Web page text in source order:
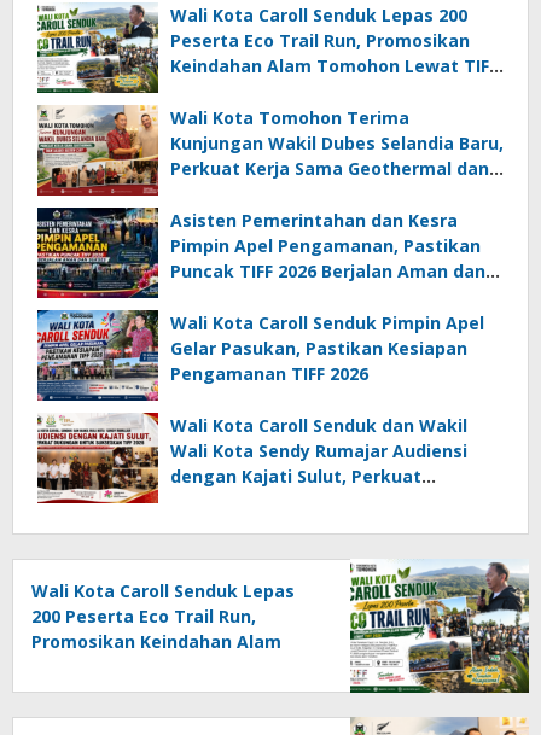
Wali Kota Caroll Senduk Lepas 200
Peserta Eco Trail Run, Promosikan
Keindahan Alam Tomohon Lewat TIFF
Wali Kota Tomohon Terima
Kunjungan Wakil Dubes Selandia Baru,
Perkuat Kerja Sama Geothermal dan
Asisten Pemerintahan dan Kesra
Pimpin Apel Pengamanan, Pastikan
Puncak TIFF 2026 Berjalan Aman dan
Wali Kota Caroll Senduk Pimpin Apel
Gelar Pasukan, Pastikan Kesiapan
Pengamanan TIFF 2026
Wali Kota Caroll Senduk dan Wakil
Wali Kota Sendy Rumajar Audiensi
dengan Kajati Sulut, Perkuat
Wali Kota Caroll Senduk Lepas
200 Peserta Eco Trail Run,
Promosikan Keindahan Alam